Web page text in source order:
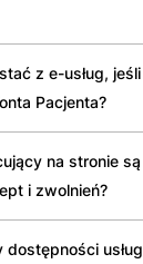
z e-usług,
Pacjenta?
na stronie
i zwolnień?